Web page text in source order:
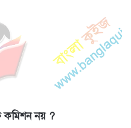
কমিশন নয় ?